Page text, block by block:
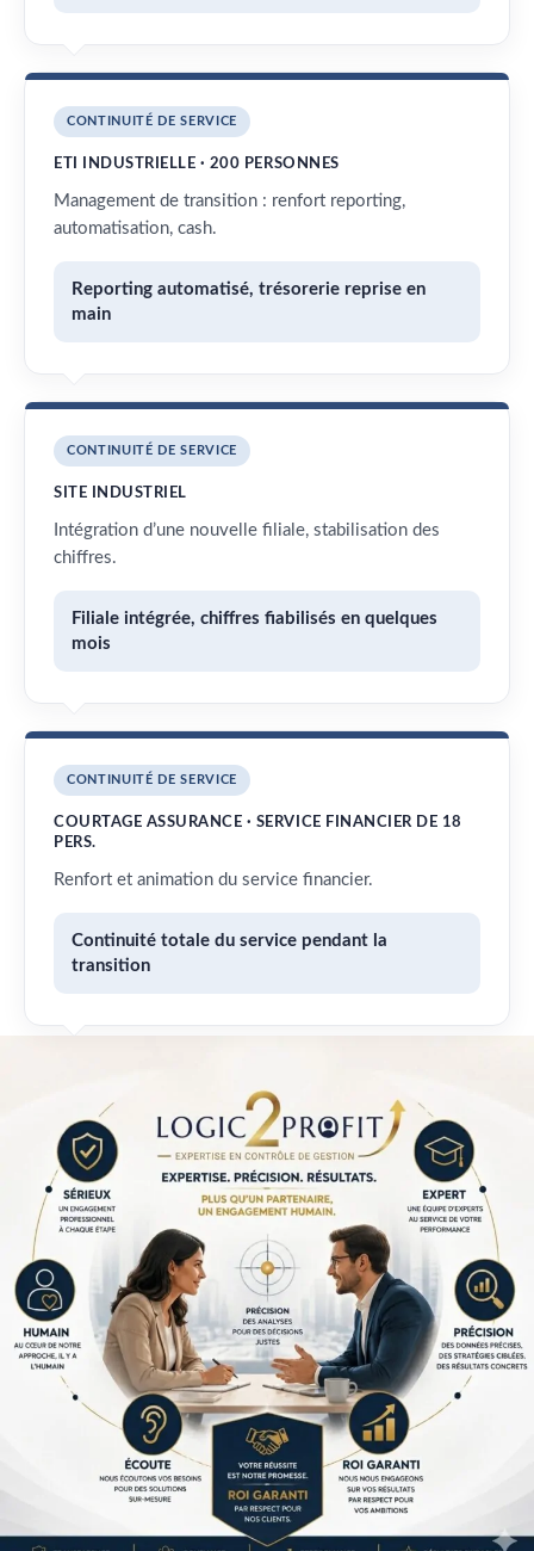
CONTINUITÉ DE SERVICE
ETI INDUSTRIELLE · 200 PERSONNES
Management de transition : renfort reporting,
automatisation, cash.
Reporting automatisé, trésorerie reprise en
main
CONTINUITÉ DE SERVICE
SITE INDUSTRIEL
Intégration d’une nouvelle filiale, stabilisation des
chiffres.
Filiale intégrée, chiffres fiabilisés en quelques
mois
CONTINUITÉ DE SERVICE
COURTAGE ASSURANCE · SERVICE FINANCIER DE 18
PERS.
Renfort et animation du service financier.
Continuité totale du service pendant la
transition